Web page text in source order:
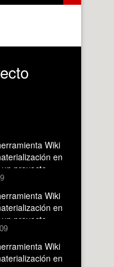
Wiki
en
proyecto
Fase IB
Wiki
en
proyecto
Fase IA
Wiki
en